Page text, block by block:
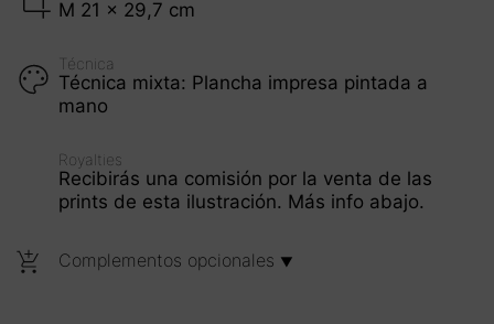
M 21 x 29,7 cm
Técnica
Técnica mixta: Plancha impresa pintada a
mano
Royalties
Recibirás una comisión por la venta de las
prints de esta ilustración. Más info abajo.
Complementos opcionales